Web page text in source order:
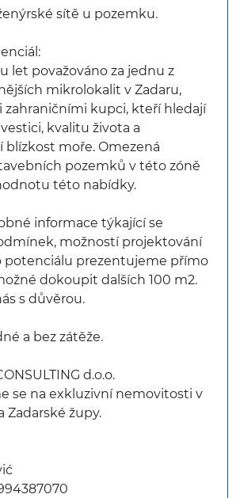
sítě u pozemku.
let považováno za jednu z
mikrolokalit v Zadaru,
zahraničními kupci, kteří hledají
kvalitu života a
blízkost moře. Omezená
pozemků v této zóně
této nabídky.
informace týkající se
možností projektování
potenciálu prezentujeme přímo
dokoupit dalších 100 m2.
s důvěrou.
a bez zátěže.
d.o.o.
se na exkluzivní nemovitosti v
Zadarské župy.